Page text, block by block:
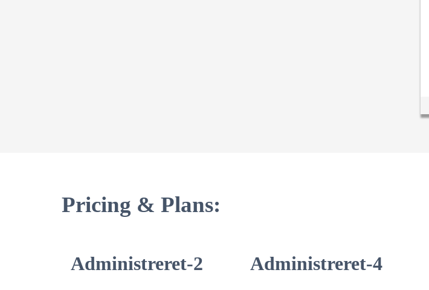
Pricing & Plans:
Administreret-2 Administreret-4